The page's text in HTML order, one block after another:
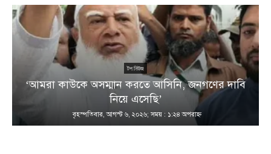
টপ নিউজ
‘আমরা কাউকে অসম্মান করতে আসিনি, জনগণের দাবি
নিয়ে এসেছি’
বৃহস্পতিবার, আগস্ট ৬, ২০২৬; সময় : ১:২৪ অপরাহ্ণ